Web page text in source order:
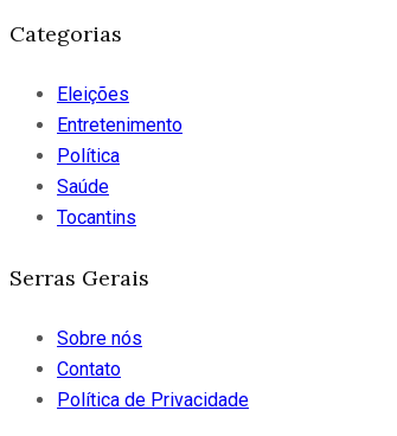
Categorias
Eleições
Entretenimento
Política
Saúde
Tocantins
Serras Gerais
Sobre nós
Contato
Política de Privacidade